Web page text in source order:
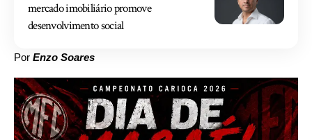
mercado imobiliário promove
desenvolvimento social
Por Enzo Soares